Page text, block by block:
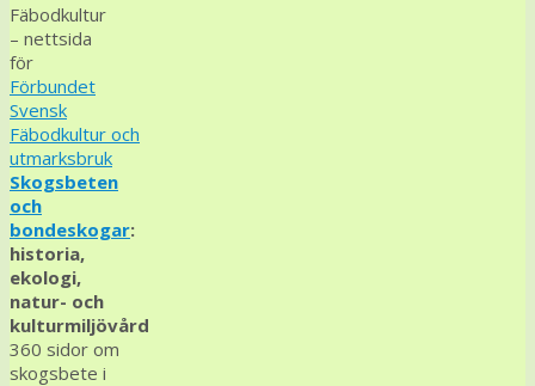
Fäbodkultur
– nettsida
för
Förbundet
Svensk
Fäbodkultur och
utmarksbruk
Skogsbeten
och
bondeskogar:
historia,
ekologi,
natur- och
kulturmiljövård
360 sidor om
skogsbete i